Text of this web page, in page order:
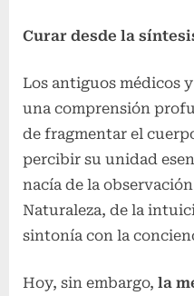
Curar desde la
Los antiguos médicos
una comprensión
de fragmentar el
percibir su unidad
nacía de la
Naturaleza, de la
sintonía con la
Hoy, sin embargo, la